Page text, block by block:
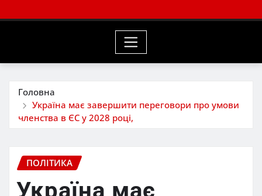
Головна
Україна має завершити переговори про умови
членства в ЄС у 2028 році,
ПОЛІТИКА